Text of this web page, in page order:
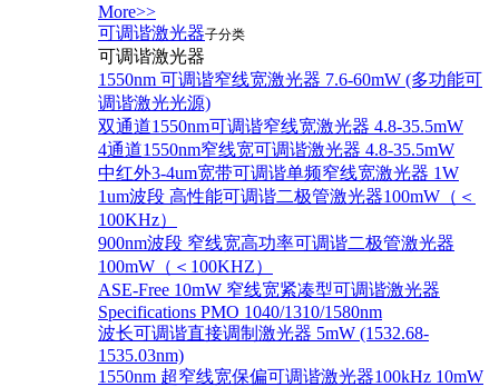
More>>
可调谐激光器子分类
可调谐激光器
1550nm 可调谐窄线宽激光器 7.6-60mW (多功能可
调谐激光光源)
双通道1550nm可调谐窄线宽激光器 4.8-35.5mW
4通道1550nm窄线宽可调谐激光器 4.8-35.5mW
中红外3-4um宽带可调谐单频窄线宽激光器 1W
1um波段 高性能可调谐二极管激光器100mW（＜
100KHz）
900nm波段 窄线宽高功率可调谐二极管激光器
100mW（＜100KHZ）
ASE-Free 10mW 窄线宽紧凑型可调谐激光器
Specifications PMO 1040/1310/1580nm
波长可调谐直接调制激光器 5mW (1532.68-
1535.03nm)
1550nm 超窄线宽保偏可调谐激光器100kHz 10mW